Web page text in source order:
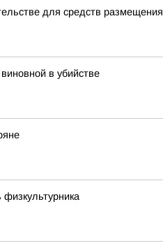
для средств размещения
в убийстве